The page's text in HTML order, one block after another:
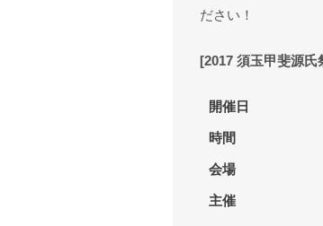
ださい！
[2017 須玉甲斐源氏
開催日
時間
会場
主催